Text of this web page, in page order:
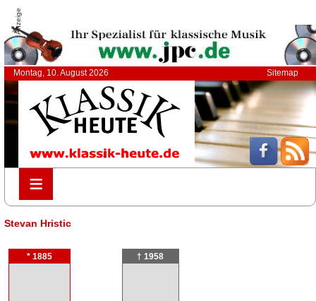
Anzeige
Montag, 10. August 2026 Sitemap
≡
≡
Stevan Hristic
* 1885 † 1958